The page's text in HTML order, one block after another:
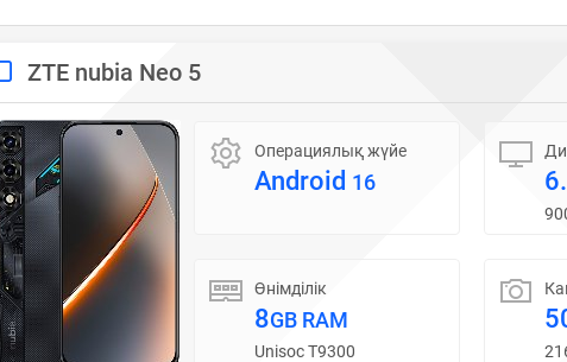
ZTE nubia Neo 5
Операциялық жүйе
Android 16
Өнімділік
8GB RAM
Unisoc T9300